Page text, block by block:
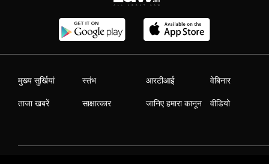
मुख्य सुर्खियां
ताजा खबरें
स्तंभ
साक्षात्कार
आरटीआई
जानिए हमारा कानून
वेबिनार
वीडियो